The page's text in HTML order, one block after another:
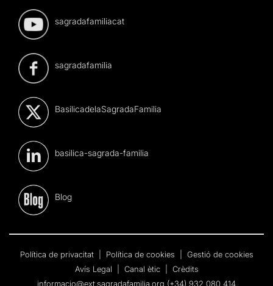
sagradafamiliacat
sagradafamilia
BasilicadelaSagradaFamilia
basilica-sagrada-familia
Blog
Política de privacitat Política de cookies
Gestió de cookies
Avís Legal
Canal ètic
Crèdits
informacio@ext.sagradafamilia.org (+34) 932 080 414